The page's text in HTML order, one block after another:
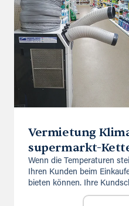
Vermietung
supermarkt-
Wenn die Temperaturen
Ihren Kunden beim
bieten können. Ihre